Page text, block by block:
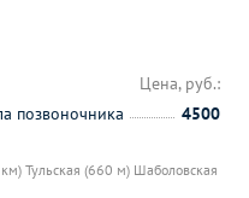
Тульская (660 м) Шаболовская
Цена, руб.:
позвоночника
4500